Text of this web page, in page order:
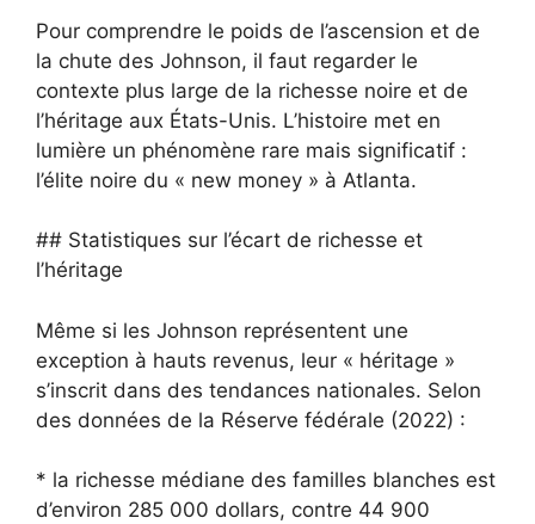
Pour comprendre le poids de l’ascension et de
la chute des Johnson, il faut regarder le
contexte plus large de la richesse noire et de
l’héritage aux États-Unis. L’histoire met en
lumière un phénomène rare mais significatif :
l’élite noire du « new money » à Atlanta.
## Statistiques sur l’écart de richesse et
l’héritage
Même si les Johnson représentent une
exception à hauts revenus, leur « héritage »
s’inscrit dans des tendances nationales. Selon
des données de la Réserve fédérale (2022) :
* la richesse médiane des familles blanches est
d’environ 285 000 dollars, contre 44 900